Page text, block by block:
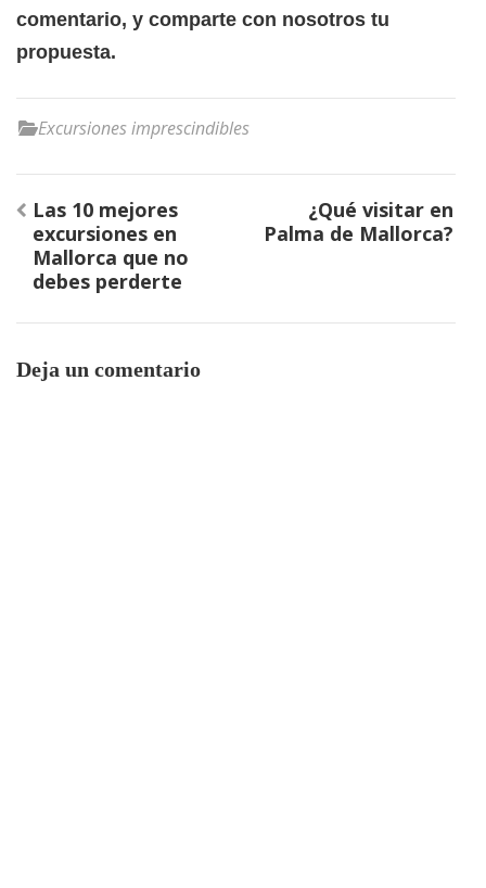
comentario, y comparte con nosotros tu
propuesta.
Excursiones imprescindibles
Navegación
de
entradas
Las 10 mejores
excursiones en
Mallorca que no
debes perderte
¿Qué visitar en
Palma de Mallorca?
Deja un comentario